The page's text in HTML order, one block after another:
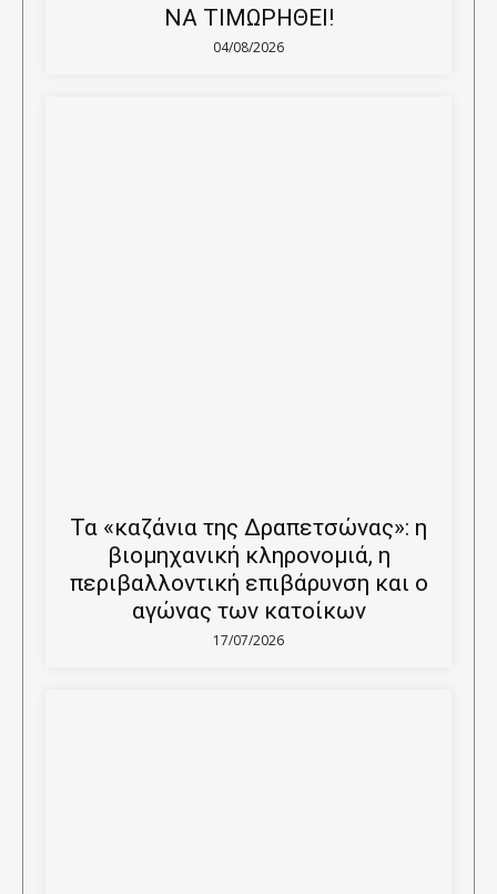
ΝΑ ΤΙΜΩΡΗΘΕΙ!
04/08/2026
Τα «καζάνια της Δραπετσώνας»: η
βιομηχανική κληρονομιά, η
περιβαλλοντική επιβάρυνση και ο
αγώνας των κατοίκων
17/07/2026